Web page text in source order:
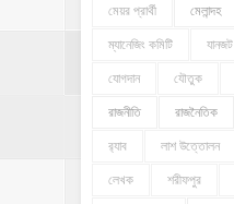
মেয়র প্রার্থী মেলান্দহ
ম্যানেজিং কমিটি যানজট
যোগদান যৌতুক
রাজনীতি রাজনৈতিক
র‍্যাব লাশ উত্তোলন
লেখক শরীফপুর